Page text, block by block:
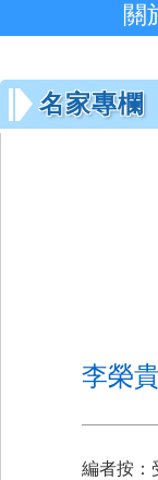
關
名家專欄
李榮
編者按：